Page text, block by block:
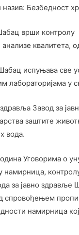
Безбедност
врши
квалитета,
испуњава све
лабораторијама
Завод за
заштите
вода.
Уговорима о
за јавно здравље
спровођењем
намирница